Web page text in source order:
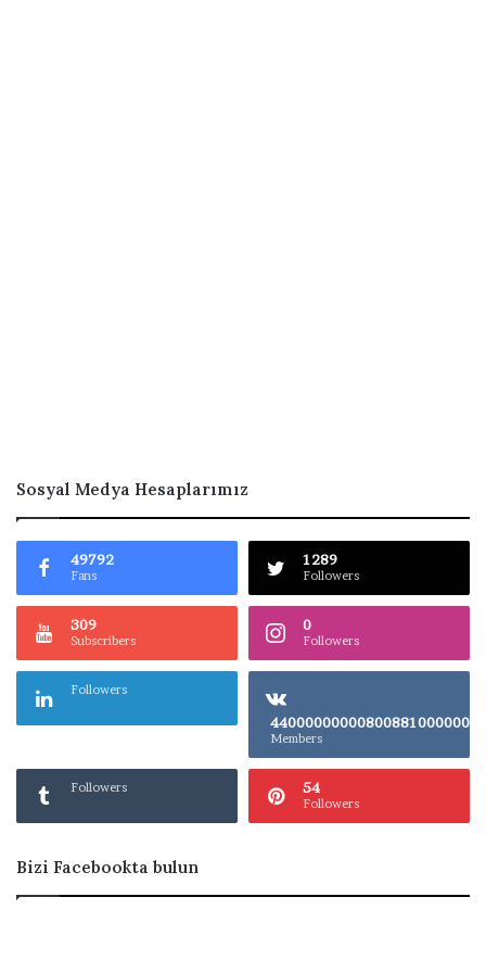
Sosyal Medya Hesaplarımız
49792
Fans
1289
Followers
309
Subscribers
0
Followers
Followers
Members
Followers 54
Followers
Bizi Facebookta bulun